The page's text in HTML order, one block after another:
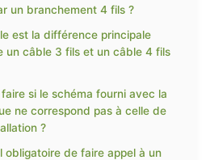
un branchement 4 fils ?
est la différence principale
un câble 3 fils et un câble 4 fils
si le schéma fourni avec la
ne correspond pas à celle de
?
obligatoire de faire appel à un